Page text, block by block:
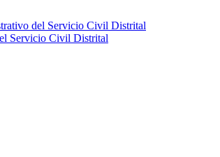
Servicio Civil Distrital